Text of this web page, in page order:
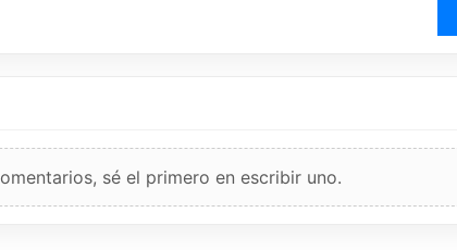
sé el primero en escribir uno.